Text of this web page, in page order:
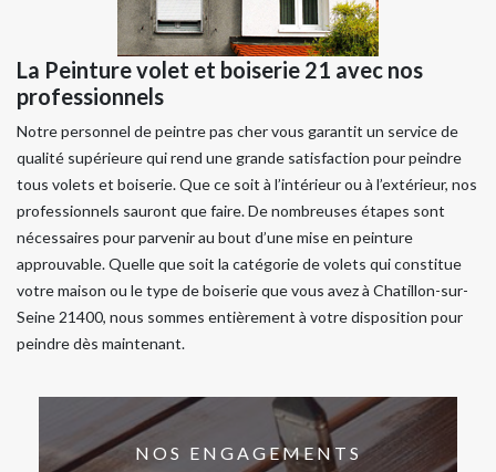
La Peinture volet et boiserie 21 avec nos
professionnels
Notre personnel de peintre pas cher vous garantit un service de
qualité supérieure qui rend une grande satisfaction pour peindre
tous volets et boiserie. Que ce soit à l’intérieur ou à l’extérieur, nos
professionnels sauront que faire. De nombreuses étapes sont
nécessaires pour parvenir au bout d’une mise en peinture
approuvable. Quelle que soit la catégorie de volets qui constitue
votre maison ou le type de boiserie que vous avez à Chatillon-sur-
Seine 21400, nous sommes entièrement à votre disposition pour
peindre dès maintenant.
NOS ENGAGEMENTS